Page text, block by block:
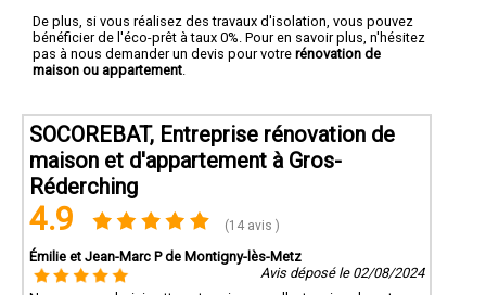
De plus, si vous réalisez des travaux d'isolation, vous pouvez
bénéficier de l'éco-prêt à taux 0%. Pour en savoir plus, n'hésitez
pas à nous demander un devis pour votre rénovation de
maison ou appartement
SOCOREBAT, Entreprise rénovation de
maison et d'appartement à Gros-
Réderching
4.9 (14 avis )
Émilie et Jean-Marc P de Montigny-lès-Metz
Avis déposé le 02/08/2024